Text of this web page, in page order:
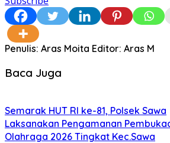
Penulis: Aras Moita Editor: Aras M
Baca Juga
Semarak HUT RI ke-81, Polsek Sawa
Laksanakan Pengamanan
Olahraga 2026 Tingkat Kec.Sawa